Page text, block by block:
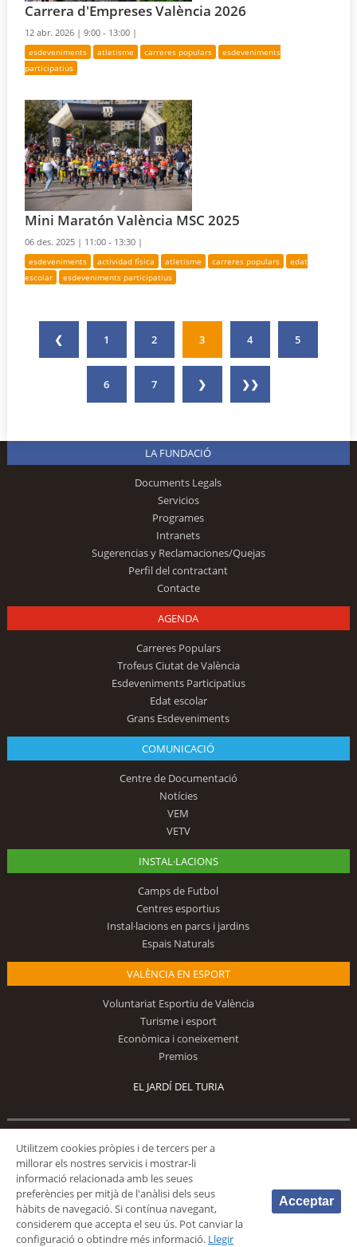
Carrera d'Empreses València 2026
12 abr. 2026 |9:00 - 13:00 |
esdeveniments atletisme carreres populars
esdeveniments
participatius
Mini Maratón València MSC 2025
06 des. 2025 | 11:00 - 13:30 |
esdeveniments actividad física atletisme carreres populars
edat
escolar
esdeveniments participatius
❮ 1 2 3 4 5
6 7 ❯ ❯❯
LA FUNDACIÓ
Documents Legals
Servicios
Programes
Intranets
Sugerencias y Reclamaciones/Quejas
Perfil del contractant
Contacte
AGENDA
Carreres Populars
Trofeus Ciutat de València
Esdeveniments Participatius
Edat escolar
Grans Esdeveniments
COMUNICACIÓ
Centre de Documentació
Notícies
VEM
VETV
INSTAL·LACIONS
Camps de Futbol
Centres esportius
Instal·lacions en parcs i jardins
Espais Naturals
VALÈNCIA EN ESPORT
Voluntariat Esportiu de València
Turisme i esport
Econòmica i coneixement
Premios
EL JARDÍ DEL TURIA
© 2026 Fundación Deportiva Municipal Valencia |AVÍS LEGAL
Utilitzem cookies pròpies i de tercers per a
millorar els nostres servicis i mostrar-li
informació relacionada amb les seues
preferències per mitjà de l'anàlisi dels seus
hàbits de navegació. Si contínua navegant,
considerem que accepta el seu ús. Pot canviar la
configuració o obtindre més informació. Llegir
Acceptar